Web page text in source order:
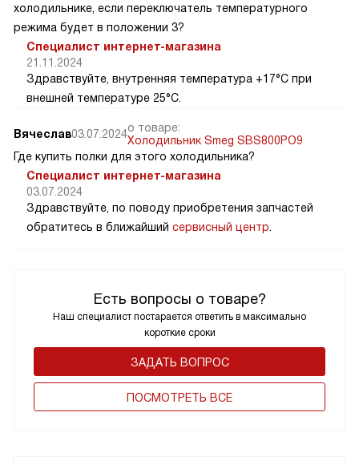
Есть вопросы о товаре?
Наш специалист постарается ответить в максимально
короткие сроки
ЗАДАТЬ ВОПРОС
ПОCМОТРЕТЬ ВСЕ
холодильнике, если переключатель температурного
режима будет в положении 3?
Специалист интернет-магазина
21.11.2024
Здравствуйте, внутренняя температура +17°C при
внешней температуре 25°C.
Вячеслав03.07.2024о товаре:
Холодильник Smeg SBS800PO9
Где купить полки для этого холодильника?
Специалист интернет-магазина
03.07.2024
Здравствуйте, по поводу приобретения запчастей
обратитесь в ближайший сервисный центр